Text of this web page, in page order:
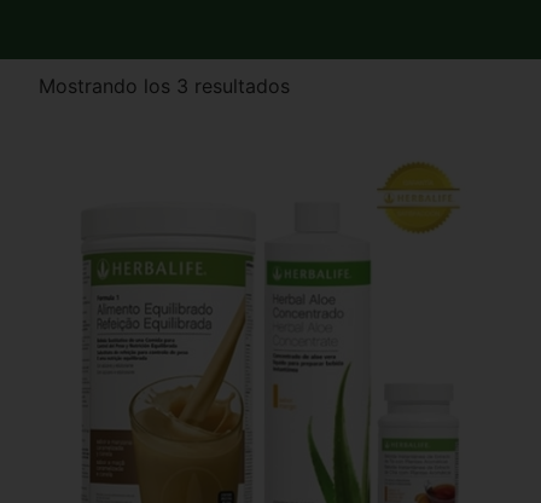
Mostrando los 3 resultados